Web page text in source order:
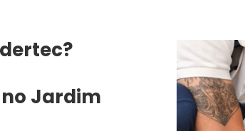
Jardim